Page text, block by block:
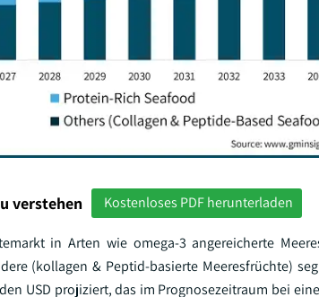
verstehen Kostenloses PDF herunterladen
in Arten wie omega-3 angereicherte
(kollagen & Peptid-basierte Meeresfrüchte)
USD projiziert, das im Prognosezeitraum bei